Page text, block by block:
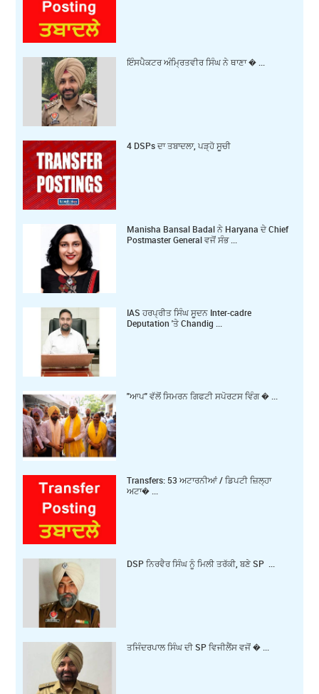
ਇੰਸਪੈਕਟਰ ਅੰਮ੍ਰਿਤਵੀਰ ਸਿੰਘ ਨੇ ਥਾਣਾ � ...
4 DSPs ਦਾ ਤਬਾਦਲਾ, ਪੜ੍ਹੋ ਸੂਚੀ
Manisha Bansal Badal ਨੇ Haryana ਦੇ Chief
Postmaster General ਵਜੋਂ ਸੰਭ ...
IAS ਹਰਪ੍ਰੀਤ ਸਿੰਘ ਸੂਦਨ Inter-cadre
Deputation 'ਤੇ Chandig ...
"ਆਪ" ਵੱਲੋਂ ਸਿਮਰਨ ਗਿਫਟੀ ਸਪੋਰਟਸ ਵਿੰਗ � ...
Transfers: 53 ਅਟਾਰਨੀਆਂ / ਡਿਪਟੀ ਜ਼ਿਲ੍ਹਾ
ਅਟਾ� ...
DSP ਨਿਰਵੈਰ ਸਿੰਘ ਨੂੰ ਮਿਲੀ ਤਰੱਕੀ, ਬਣੇ SP ...
ਤਜਿੰਦਰਪਾਲ ਸਿੰਘ ਦੀ SP ਵਿਜੀਲੈਂਸ ਵਜੋਂ � ...